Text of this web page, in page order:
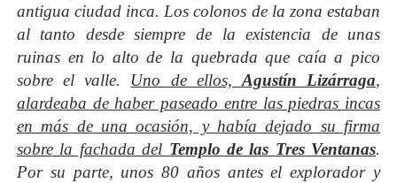
antigua ciudad inca. Los colonos de la zona estaban
al tanto desde siempre de la existencia de unas
ruinas en lo alto de la quebrada que caía a pico
sobre el valle. Uno de ellos, Agustín Lizárraga,
alardeaba de haber paseado entre las piedras incas
en más de una ocasión, y había dejado su firma
sobre la fachada del Templo de las Tres Ventanas.
Por su parte, unos 80 años antes el explorador y